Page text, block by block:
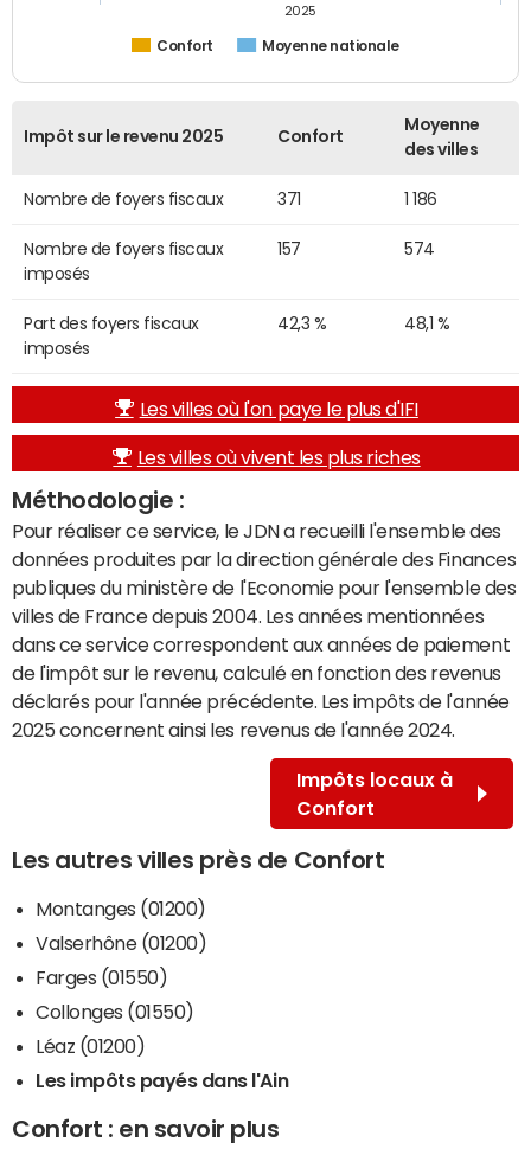
Confort Moyenne nationale
2025
Impôt sur le revenu 2025 Confort
Moyenne
des villes
Nombre de foyers fiscaux 371 1 186
Nombre de foyers fiscaux
imposés
157 574
Part des foyers fiscaux
imposés
42,3 % 48,1 %
Les villes où l'on paye le plus d'IFI
Les villes où vivent les plus riches
Méthodologie :
Pour réaliser ce service, le JDN a recueilli l'ensemble des
données produites par la direction générale des Finances
publiques du ministère de l'Economie pour l'ensemble des
villes de France depuis 2004. Les années mentionnées
dans ce service correspondent aux années de paiement
de l'impôt sur le revenu, calculé en fonction des revenus
déclarés pour l'année précédente. Les impôts de l'année
2025 concernent ainsi les revenus de l'année 2024.
Impôts locaux à
Confort
Les autres villes près de Confort
Montanges (01200)
Valserhône (01200)
Farges (01550)
Collonges (01550)
Léaz (01200)
Les impôts payés dans l'Ain
Confort : en savoir plus